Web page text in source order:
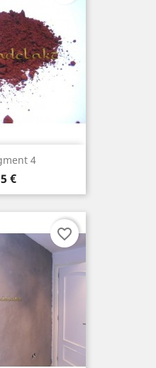
4
€
favorite_border